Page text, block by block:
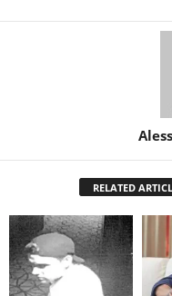
RELATED